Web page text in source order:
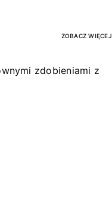
ZOBACZ WIĘCEJ
zdobieniami z